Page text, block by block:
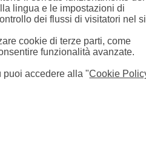
lingua e le impostazioni di
dei flussi di visitatori nel
cookie di terze parti, come
funzionalità avanzate.
puoi accedere alla "Cookie